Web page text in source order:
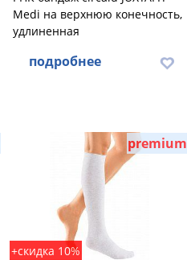
Medi на верхнюю конечность,
удлиненная
подробнее
premium
+скидка 10%